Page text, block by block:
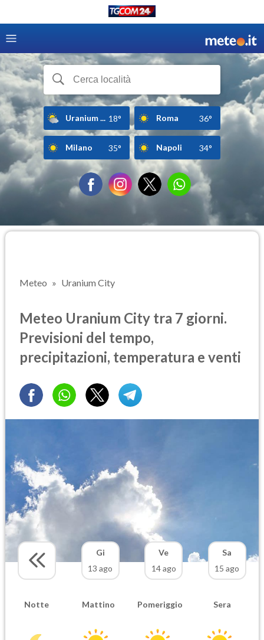
Uranium ... 18° Roma 36°
Milano 35° Napoli 34°
Meteo Uranium City
Meteo Uranium City tra 7 giorni.
Previsioni del tempo,
precipitazioni, temperatura e venti
Gi
13 ago
Ve
14 ago
Sa
15 ago
Notte Mattino Pomeriggio Sera